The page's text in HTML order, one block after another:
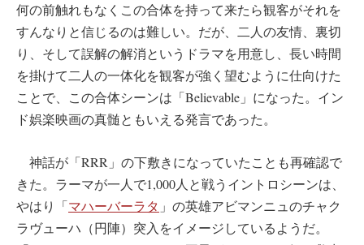
何の前触れもなくこの合体を持って来たら観客がそれを
すんなりと信じるのは難しい。だが、二人の友情、裏切
り、そして誤解の解消というドラマを用意し、長い時間
を掛けて二人の一体化を観客が強く望むように仕向けた
ことで、この合体シーンは「Believable」になった。イン
ド娯楽映画の真髄ともいえる発言であった。
神話が「RRR」の下敷きになっていたことも再確認で
きた。ラーマが一人で1,000人と戦うイントロシーンは、
やはり「マハーバーラタ 」の英雄アビマンニュのチャク
ラヴューハ（円陣）突入をイメージしているようだ。